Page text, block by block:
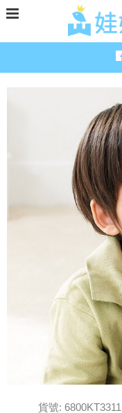
貨號: 6800KT3311